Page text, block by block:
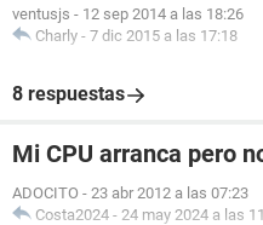
ventusjs - 12 sep 2014 a las 18:26
Charly - 7 dic 2015 a las 17:18
8 respuestas
Mi CPU arranca pero
ADOCITO - 23 abr 2012 a las 07:23
Costa2024 - 24 may 2024 a las